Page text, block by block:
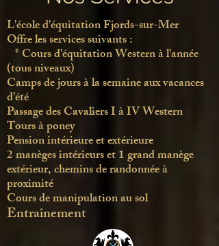
L'école d'équitation Fjords-sur-Mer​
Offre les services suivants :
​ * Coursd'équitation Western à l'année
(tous niveaux)
Camps de jours à la semaine aux vacances
d'été
Passage des Cavaliers I à IV Western
Tours à poney
Pension intérieure et extérieure
2 manèges intérieurs et 1 grand manège
extérieur, chemins de randonnée à
proximité
Cours de manipulation au sol
Entraînement